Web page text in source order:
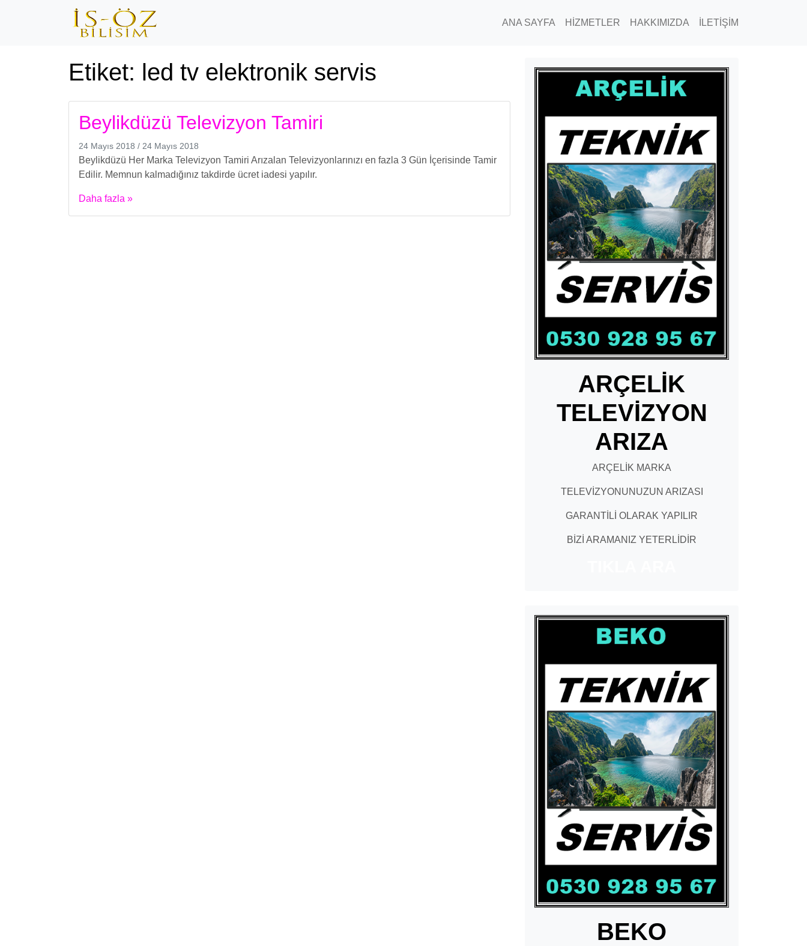
ANA SAYFA HİZMETLER HAKKIMIZDA İLETİŞİM
Etiket: led tv elektronik servis
Beylikdüzü Televizyon Tamiri
24 Mayıs 2018 / 24 Mayıs 2018
Beylikdüzü Her Marka Televizyon Tamiri Arızalan Televizyonlarınızı en fazla 3 Gün İçerisinde Tamir
Edilir. Memnun kalmadığınız takdirde ücret iadesi yapılır.
Daha fazla »
ARÇELİK
TELEVİZYON
ARIZA
ARÇELİK MARKA
TELEVİZYONUNUZUN ARIZASI
GARANTİLİ OLARAK YAPILIR
BİZİ ARAMANIZ YETERLİDİR
BEKO